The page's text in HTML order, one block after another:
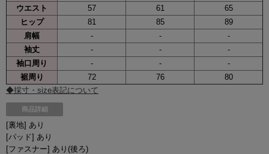
ウエスト
57 61
65
ヒップ
81 85
89
肩幅
- -
-
袖丈
- -
-
袖口周り
- -
-
裾周り
72 76
80
◆採寸・size表記について
商品詳細
[裏地] あり
[パッド] あり
[ファスナー] あり(後ろ)